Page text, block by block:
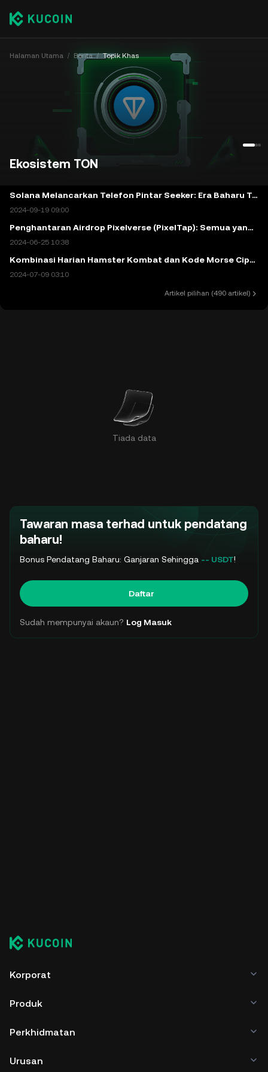
Ekosistem TON
Solana Melancarkan Telefon Pintar Seeker: Era Baharu Teknologi Mudah Alih Web3
2024-09-19 09:00
Penghantaran Airdrop Pixelverse (PixelTap): Semua yang Perlu Anda Ketahui
2024-06-25 10:38
Kombinasi Harian Hamster Kombat dan Kode Morse Cipher Harian untuk 9 Julai: Jawapan
2024-07-09 03:10
Artikel pilihan (490 artikel)
Halaman Utama Berita Topik Khas
Tiada data
Tawaran masa terhad untuk pendatang
baharu!
Bonus Pendatang Baharu: Ganjaran Sehingga -- USDT!
Daftar
Sudah mempunyai akaun? Log Masuk
Korporat
Produk
Perkhidmatan
Urusan